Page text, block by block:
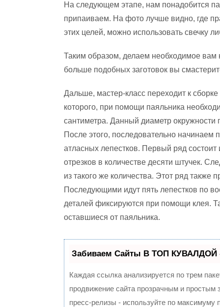
На следующем этапе, нам понадобится
припаиваем. На фото лучше видно, где
этих целей, можно использовать свечку
Таким образом, делаем необходимое вам
больше подобных заготовок вы
Дальше, мастер-класс переходит к
которого, при помощи паяльника
сантиметра. Данный диаметр окружности
После этого, последовательно начинаем
атласных лепестков. Первый ряд состоит
отрезков в количестве десяти штучек.
из такого же количества. Этот ряд также
Последующими идут пять лепестков по
деталей фиксируются при помощи клея.
оставшиеся от паяльника.
Забиваем Сайты В ТОП КУВАЛДОЙ -
Каждая ссылка анализируется по трем
продвижение сайта прозрачным и
пресс-релизы - используйте по